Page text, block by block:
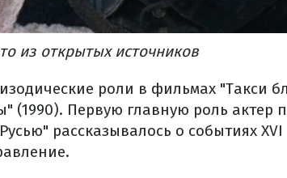
из открытых источников
роли в фильмах "Такси
(1990). Первую главную роль актер
рассказывалось о событиях